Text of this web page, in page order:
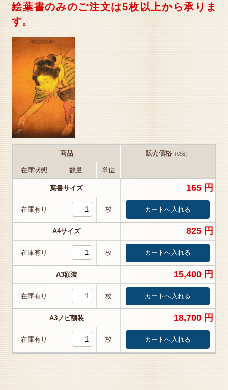
絵葉書のみのご注文は5枚以上から承りま
す。
商品 販売価格（税込）
在庫状態 数量 単位
葉書サイズ 165 円
在庫有り 枚
A4サイズ 825 円
在庫有り 枚
A3額装 15,400 円
在庫有り 枚
A3ノビ額装 18,700 円
在庫有り 枚